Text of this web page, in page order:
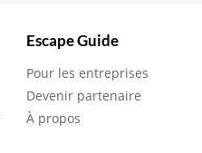
Escape Guide
Pour les entreprises
Devenir partenaire
À propos